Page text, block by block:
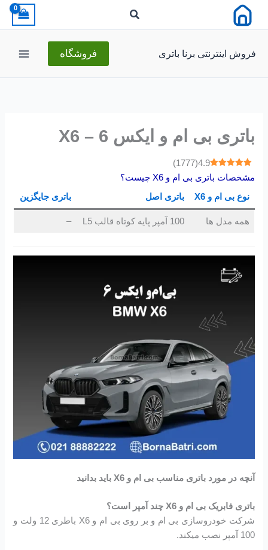
فروش اینترنتی برنا باتری فروشگاه
باتری بی ام و ایکس 6 – X6
4.9
(
1777
)
مشخصات باتری بی ام و X6 چیست؟
نوع بی ام و X6
باتری اصل باتری جایگزین
همه مدل ها 100 آمپر پایه کوتاه قالب L5 –
آنچه در مورد باتری مناسب بی ام و X6 باید بدانید
باتری فابریک بی ام و X6 چند آمپر است؟
شرکت خودروسازی بی ام و بر روی بی ام و X6 باطری 12 ولت و
100 آمپر نصب میکند.